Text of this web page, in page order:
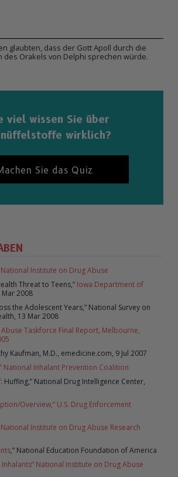
glaubten, dass der Gott Apoll durch die
des Orakels von Delphi sprechen würde.
viel wissen Sie über
wirklich?
Sie das Quiz
National Institute on Drug Abuse
Threat to Teens,” Iowa Department of
Mar 2008
the Adolescent Years,” National Survey on
13 Mar 2008
Taskforce Final Report, Melbourne,
Kaufman, M.D., emedicine.com, 9 Jul 2007
National Inhalant Prevention Coalition
Huffing,” National Drug Intelligence Center,
Overview,” U.S. Drug Enforcement
National Institute on Drug Abuse Research
,” National Education Foundation of America
Inhalants” National Institute on Drug Abuse